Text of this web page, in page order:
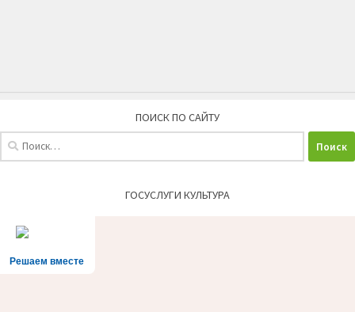
ПОИСК ПО САЙТУ
ГОСУСЛУГИ КУЛЬТУРА
Решаем вместе